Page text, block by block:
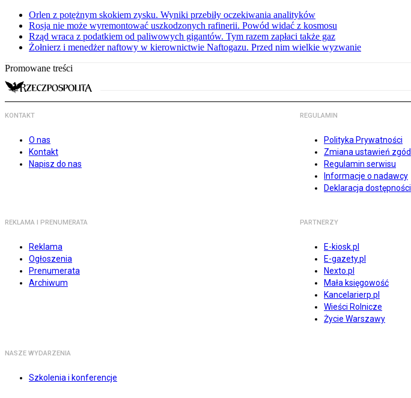
Orlen z potężnym skokiem zysku. Wyniki przebiły oczekiwania analityków
Rosja nie może wyremontować uszkodzonych rafinerii. Powód widać z kosmosu
Rząd wraca z podatkiem od paliwowych gigantów. Tym razem zapłaci także gaz
Żołnierz i menedżer naftowy w kierownictwie Naftogazu. Przed nim wielkie wyzwanie
Promowane treści
KONTAKT
O nas
Kontakt
Napisz do nas
REGULAMIN
Polityka Prywatności
Zmiana ustawień zgód
Regulamin serwisu
Informacje o nadawcy
Deklaracja dostępności
REKLAMA I PRENUMERATA
Reklama
Ogłoszenia
Prenumerata
Archiwum
PARTNERZY
E-kiosk.pl
E-gazety.pl
Nexto.pl
Mała księgowość
Kancelarierp.pl
Wieści Rolnicze
Życie Warszawy
NASZE WYDARZENIA
Szkolenia i konferencje